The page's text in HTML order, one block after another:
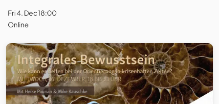
Fri 4. Dec 18:00
Online